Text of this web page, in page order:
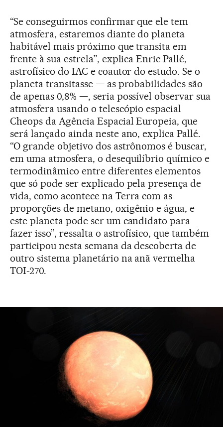
“Se conseguirmos confirmar que ele tem
atmosfera, estaremos diante do planeta
habitável mais próximo que transita em
frente à sua estrela”, explica Enric Pallé,
astrofísico do IAC e coautor do estudo. Se o
planeta transitasse — as probabilidades são
de apenas 0,8% —, seria possível observar sua
atmosfera usando o telescópio espacial
Cheops da Agência Espacial Europeia, que
será lançado ainda neste ano, explica Pallé.
“O grande objetivo dos astrônomos é buscar,
em uma atmosfera, o desequilíbrio químico e
termodinâmico entre diferentes elementos
que só pode ser explicado pela presença de
vida, como acontece na Terra com as
proporções de metano, oxigênio e água, e
este planeta pode ser um candidato para
fazer isso”, ressalta o astrofísico, que também
participou nesta semana da descoberta de
outro sistema planetário na anã vermelha
TOI-270.